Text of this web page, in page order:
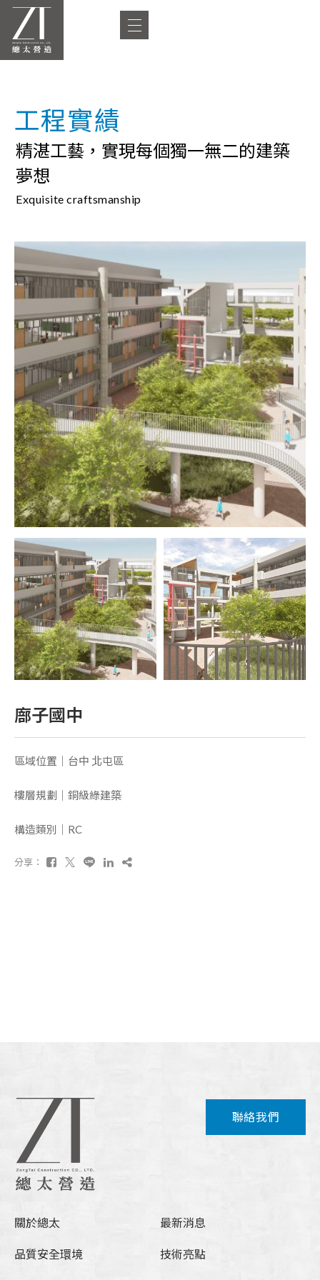
工程實績
精湛工藝，實現每個獨一無二的建築
夢想
Exquisite craftsmanship
廍子國中
區域位置｜台中 北屯區
樓層規劃｜銅級綠建築
構造類別｜RC
分享：
關於總太 最新消息
品質安全環境 技術亮點
聯絡我們